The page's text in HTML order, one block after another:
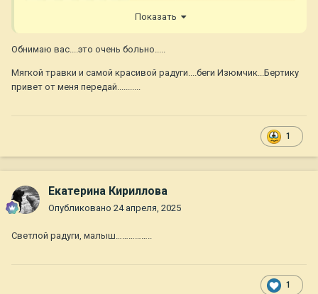
Показать
Обнимаю вас....это очень больно.....
Мягкой травки и самой красивой радуги....беги Изюмчик...Бертику
привет от меня передай...........
1
Екатерина Кириллова
Опубликовано 24 апреля, 2025
Светлой радуги, малыш……………..
1